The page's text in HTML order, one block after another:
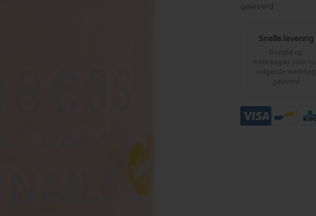
geleverd
Snelle levering
Besteld op
weekdagen voor 13u,
volgende werkdag
geleverd